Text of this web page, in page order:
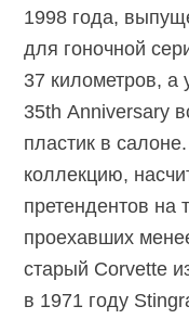
1998 года,
для гоночной
37 километров, а
35th Anniversary
пластик в
коллекцию,
претендентов на
проехавших
старый Corvette
в 1971 году